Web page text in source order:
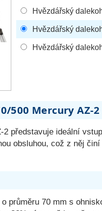
Hvězdářský
Hvězdářský
Hvězdářský
500 Mercury AZ-2
představuje ideální
obsluhou, což z něj
průměru 70 mm s